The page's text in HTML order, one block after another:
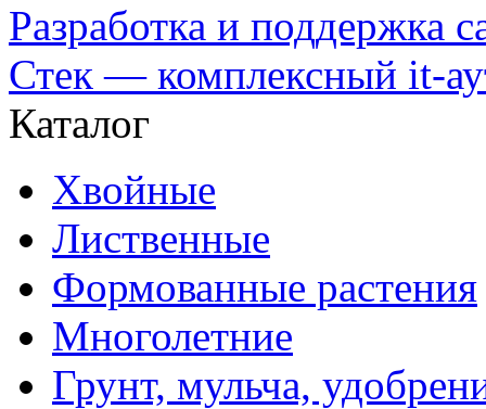
Разработка и поддержка
Стек — комплексный it-
Каталог
Хвойные
Лиственные
Формованные растения
Многолетние
Грунт, мульча,